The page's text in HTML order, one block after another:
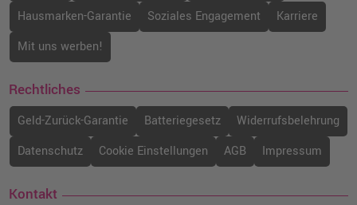
Hausmarken-Garantie
Soziales Engagement
Karriere
Mit uns werben!
Rechtliches
Geld-Zurück-Garantie Batteriegesetz
Widerrufsbelehrung
Datenschutz
Cookie Einstellungen AGB Impressum
Kontakt